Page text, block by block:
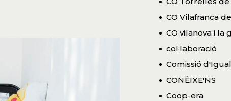
CO Vilafranca
CO vilanova i la
col·laboració
Comissió
CONÈIXE'NS
Coop-era